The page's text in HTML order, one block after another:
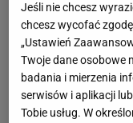
Jeśli nie chcesz
chcesz wycofać
„Ustawień
Twoje dane osobowe
badania i mierzenia
serwisów i aplikacji
Tobie usług. W